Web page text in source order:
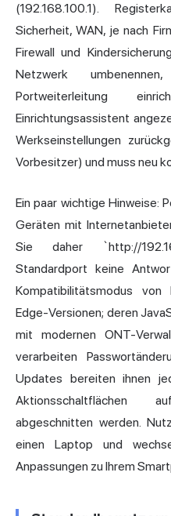
(192.168.100.1).
Sicherheit, WAN, je nach
Firewall und
Netzwerk
Portweiterleitung
Einrichtungsassistent
Werkseinstellungen
Vorbesitzer) und muss neu
Ein paar wichtige Hinweise:
Geräten mit
Sie daher `http://
Standardport keine
Kompatibilitätsmodus
Edge-Versionen; deren
mit modernen ONT-
verarbeiten
Updates bereiten ihnen
Aktionsschaltflächen
abgeschnitten werden.
einen Laptop und
Anpassungen zu Ihrem